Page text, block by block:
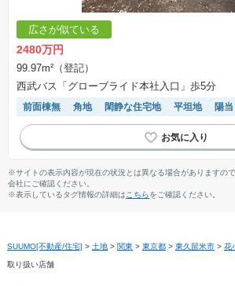
広さが似ている
2480万円
99.97m²（登記）
西武バス「グローブライド本社入口」歩5分
前面棟無 角地 閑静な住宅地 平坦地 陽
※サイトの表示内容が現在の状況とは異なる場合がありますの
会社にご確認ください。
※表示しているタグ情報の詳細は こちらをご確認ください。
SUUMO[不動産/住宅] > 土地 > 関東 > 東京都 > 東久留米市 > 花
取り扱い店舗